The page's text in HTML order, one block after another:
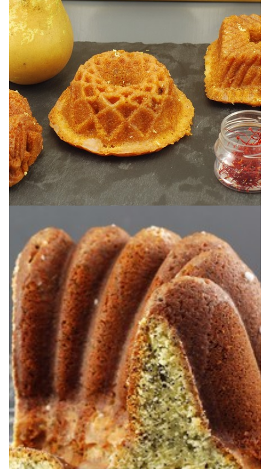
MINI BUNDTCAKES POIRE & SAFRAN
LEMON&POPPY SEED BUNDT CAKE –
BUNDT CAKE AU CITRON ET AUX
GRAINES DE PAVOT
C’est sans aucun doute mon Bundtcake préféré et celui qui m’a
permis de faire découvrir ces merveilleux gâteaux à mes cops’ :o)
Un gâteau facile à préparer mais qui demande de bien suivre les
étapes pour une texture incroyable et complètement addictive.
Tout son succès réside dans l’association citron graines de pavot
totalement addictive :o)